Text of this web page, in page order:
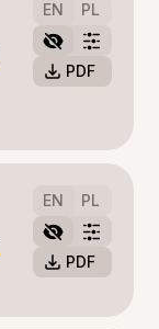
EN PL
PDF
EN PL
PDF